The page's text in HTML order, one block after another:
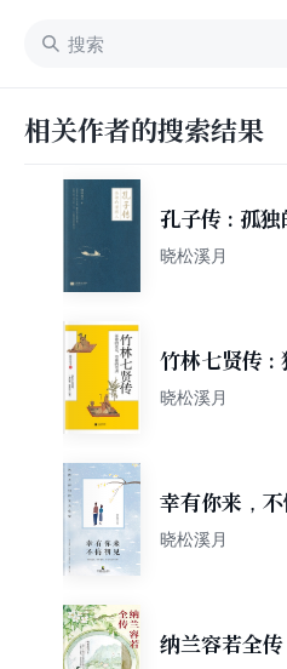
相关作者的搜索结果
孔子传 : 孤独
晓松溪月
竹林七贤传 :
我的荒唐
晓松溪月
幸有你来，不
晓松溪月
纳兰容若全传